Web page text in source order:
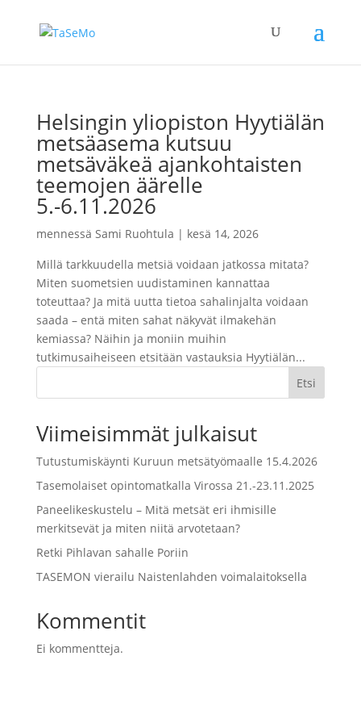
Helsingin yliopiston Hyytiälän
metsäasema kutsuu
metsäväkeä ajankohtaisten
teemojen äärelle
5.-6.11.2026
mennessä Sami Ruohtula | kesä 14, 2026
Millä tarkkuudella metsiä voidaan jatkossa mitata?
Miten suometsien uudistaminen kannattaa
toteuttaa? Ja mitä uutta tietoa sahalinjalta voidaan
saada – entä miten sahat näkyvät ilmakehän
kemiassa? Näihin ja moniin muihin
tutkimusaiheiseen etsitään vastauksia Hyytiälän...
Etsi
Viimeisimmät julkaisut
Tutustumiskäynti Kuruun metsätyömaalle 15.4.2026
Tasemolaiset opintomatkalla Virossa 21.-23.11.2025
Paneelikeskustelu – Mitä metsät eri ihmisille
merkitsevät ja miten niitä arvotetaan?
Retki Pihlavan sahalle Poriin
TASEMON vierailu Naistenlahden voimalaitoksella
Kommentit
Ei kommentteja.